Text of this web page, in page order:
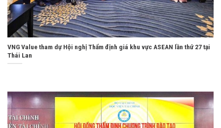
VNG Value tham dự Hội nghị Thẩm định giá khu vực ASEAN lần thứ 27 tại
Thái Lan